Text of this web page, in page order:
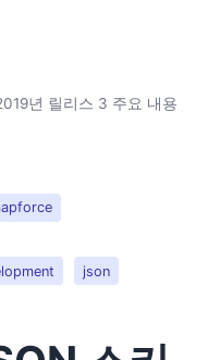
년 릴리스 3 주요 내용
json